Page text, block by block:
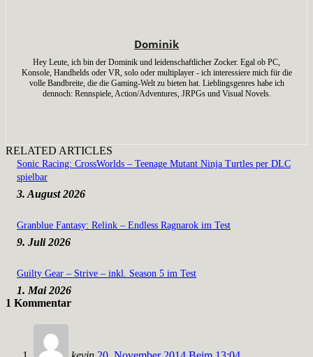
Dominik
Hey Leute, ich bin der Dominik und leidenschaftlicher Zocker. Egal ob PC,
Konsole, Handhelds oder VR, solo oder multiplayer - ich interessiere mich für die
volle Bandbreite, die die Gaming-Welt zu bieten hat. Lieblingsgenres habe ich
dennoch: Rennspiele, Action/Adventures, JRPGs und Visual Novels.
RELATED ARTICLES
Sonic Racing: CrossWorlds – Teenage Mutant Ninja Turtles per DLC
spielbar
3. August 2026
Granblue Fantasy: Relink – Endless Ragnarok im Test
9. Juli 2026
Guilty Gear – Strive – inkl. Season 5 im Test
1. Mai 2026
1 Kommentar